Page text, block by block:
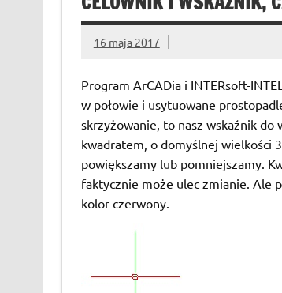
16 maja 2017
Program ArCADia i INTERsoft-
w połowie i usytuowane
skrzyżowanie, to nasz wskaźnik do
kwadratem, o domyślnej wielkości
powiększamy lub pomniejszamy.
faktycznie może ulec zmianie. Ale
kolor czerwony.